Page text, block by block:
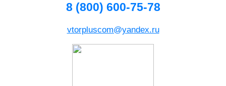
8 (800) 600-75-78
vtorpluscom@yandex.ru